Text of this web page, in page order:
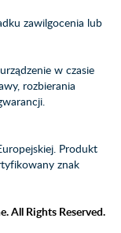
zawilgocenia lub
w czasie
rozbierania
Produkt
znak
All Rights Reserved.